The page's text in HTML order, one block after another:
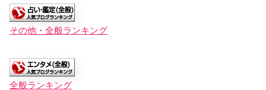
その他・全般ランキング
全般ランキング